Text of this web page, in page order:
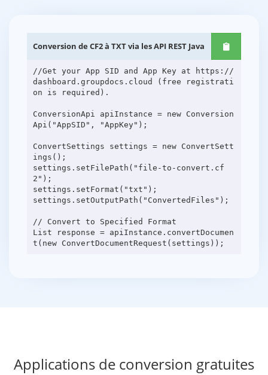
Conversion de CF2 à TXT via les API REST Java
//Get your App SID and App Key at https://
dashboard.groupdocs.cloud (free registrati
on is required).
ConversionApi apiInstance = new Conversion
Api("AppSID", "AppKey");
ConvertSettings settings = new ConvertSett
ings();
settings.setFilePath("file-to-convert.cf
2");
settings.setFormat("txt");
settings.setOutputPath("ConvertedFiles");
// Convert to Specified Format
List response = apiInstance.convertDocumen
Applications de conversion gratuites